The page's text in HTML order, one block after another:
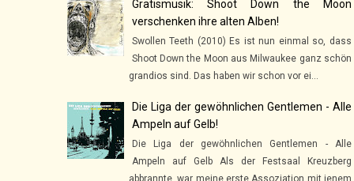
Gratismusik: Shoot Down the Moon
verschenken ihre alten Alben!
Swollen Teeth (2010) Es ist nun einmal so, dass
Shoot Down the Moon aus Milwaukee ganz schön
grandios sind. Das haben wir schon vor ei...
Die Liga der gewöhnlichen Gentlemen - Alle
Ampeln auf Gelb!
Die Liga der gewöhnlichen Gentlemen - Alle
Ampeln auf Gelb Als der Festsaal Kreuzberg
abbrannte, war meine erste Assoziation mit jenem